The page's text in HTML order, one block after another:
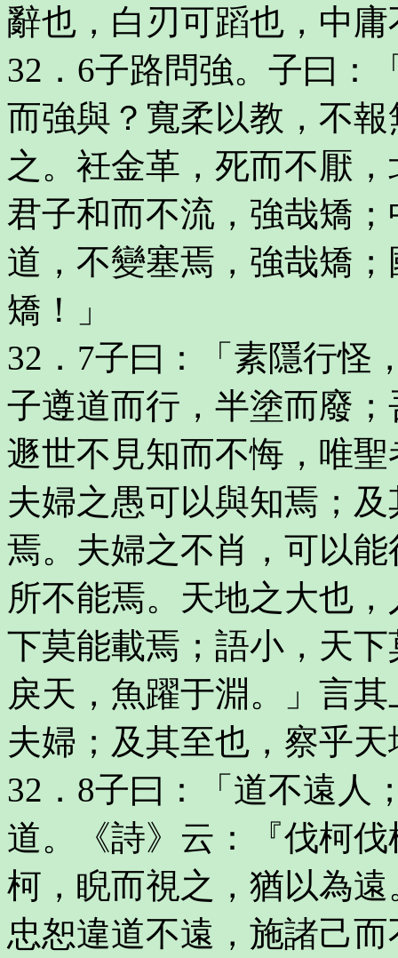
辭也，白刃可蹈也，中
32．6子路問強。子曰：
而強與？寬柔以教，不
之。衽金革，死而不厭
君子和而不流，強哉矯
道，不變塞焉，強哉矯
矯！」
32．7子曰：「素隱行怪
子遵道而行，半塗而廢
遯世不見知而不悔，唯
夫婦之愚可以與知焉；
焉。夫婦之不肖，可以
所不能焉。天地之大也
下莫能載焉；語小，天
戾天，魚躍于淵。」言
夫婦；及其至也，察乎天
32．8子曰：「道不遠人
道。《詩》云：『伐柯
柯，睨而視之，猶以為
忠恕違道不遠，施諸己